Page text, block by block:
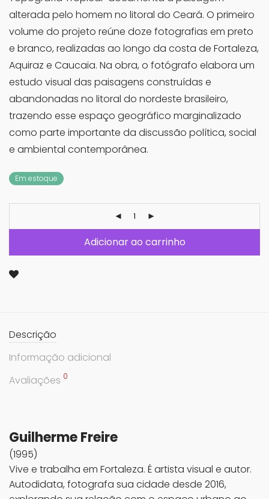
alterada pelo homem no litoral do Ceará. O primeiro
volume do projeto reúne doze fotografias em preto
e branco, realizadas ao longo da costa de Fortaleza,
Aquiraz e Caucaia. Na obra, o fotógrafo elabora um
estudo visual das paisagens construídas e
abandonadas no litoral do nordeste brasileiro,
trazendo esse espaço geográfico marginalizado
como parte importante da discussão política, social
e ambiental contemporânea.
Em estoque
Adicionar ao carrinho
Descrição
Informação adicional
Avaliações 0
Guilherme Freire
(1995)
Vive e trabalha em Fortaleza. É artista visual e autor.
Autodidata, fotografa sua cidade desde 2016,